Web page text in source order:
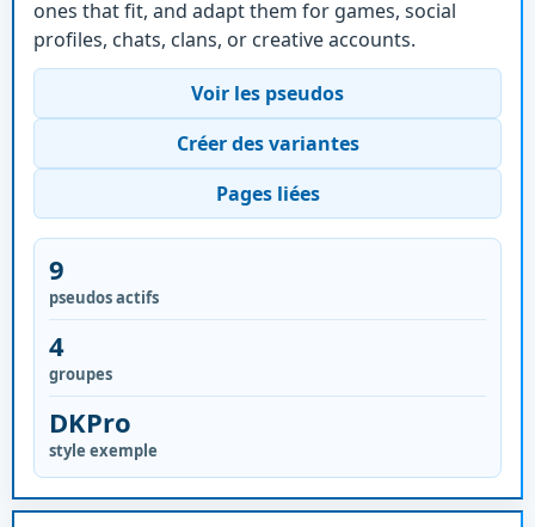
ones that fit, and adapt them for games, social
profiles, chats, clans, or creative accounts.
Voir les pseudos
Créer des variantes
Pages liées
9
pseudos actifs
4
groupes
DKPro
style exemple